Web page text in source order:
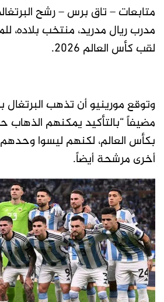
متابعات – تاق برس – رشح
مدرب ريال مدريد، منتخب بلاده،
لقب كأس العالم 2026.
وتوقع مورينيو أن تذهب البرتغال
مضيفاً “بالتأكيد يمكنهم الذهاب
بكأس العالم، لكنهم ليسوا
أخرى مرشحة أيضاً.